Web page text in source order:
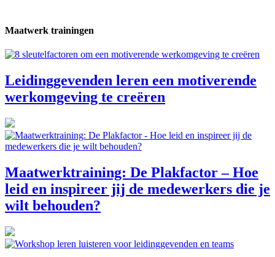
Maatwerk trainingen
Leidinggevenden leren een motiverende
werkomgeving te creëren
Maatwerktraining: De Plakfactor – Hoe
leid en inspireer jij de medewerkers die je
wilt behouden?